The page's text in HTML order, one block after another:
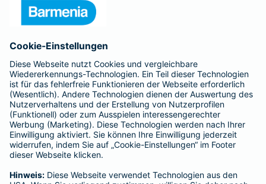
Barmenia ist Teil der BarmeniaGothaer
BELIEBTE SEITEN
Kranken-Zusatzversicherung
Tierversicherungen
Haftpflichtversicherung
Hausratversicherung